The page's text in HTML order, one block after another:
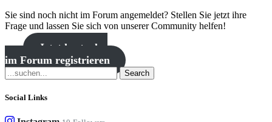
Sie sind noch nicht im Forum angemeldet? Stellen Sie jetzt ihre
Frage und lassen Sie sich von unserer Community helfen!
Jetzt kostenlos
im Forum registrieren
Search
Social Links